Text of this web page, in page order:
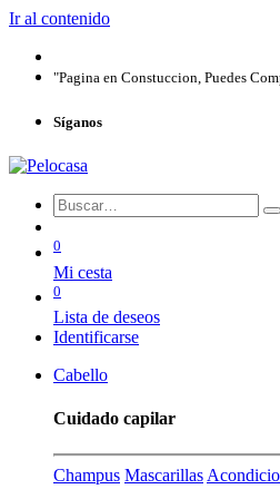
Ir al contenido
"Pagina en Constuccion, Puedes
Síganos
0
Mi cesta
0
Lista de deseos
Identificarse
Cabello
Cuidado capilar
Champus Mascarillas